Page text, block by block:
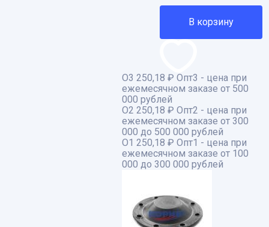
В корзину
О3 250,18 ₽ Опт3 - цена при
ежемесячном заказе от 500
000 рублей
О2 250,18 ₽ Опт2 - цена при
ежемесячном заказе от 300
000 до 500 000 рублей
О1 250,18 ₽ Опт1 - цена при
ежемесячном заказе от 100
000 до 300 000 рублей